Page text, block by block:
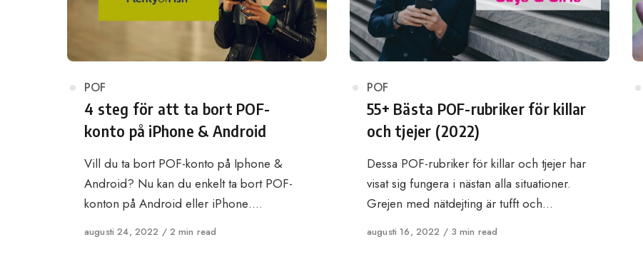
Category
POF
4 steg för att ta bort POF-
konto på iPhone & Android
Vill du ta bort POF-konto på Iphone &
Android? Nu kan du enkelt ta bort POF-
konton på Android eller iPhone….
Published
augusti 24, 2022 2 min read
Category
POF
55+ Bästa POF-rubriker för killar
och tjejer (2022)
Dessa POF-rubriker för killar och tjejer har
visat sig fungera i nästan alla situationer.
Grejen med nätdejting är tufft och…
Published
augusti 16, 2022 3 min read